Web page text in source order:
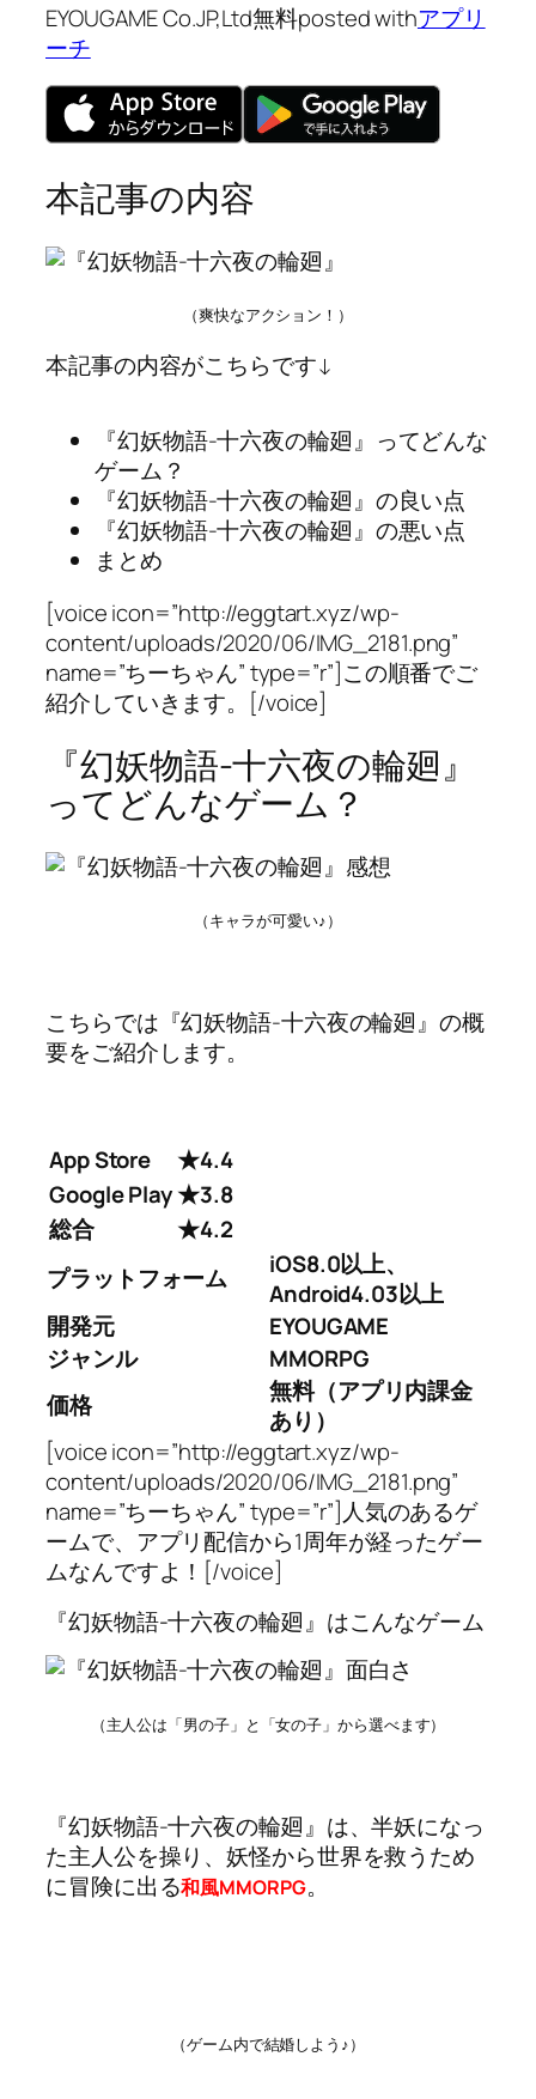
EYOUGAME Co.JP,Ltd無料posted withアプリ
ーチ
本記事の内容
（爽快なアクション！）
本記事の内容がこちらです↓
『幻妖物語-十六夜の輪廻』ってどんな
ゲーム？
『幻妖物語-十六夜の輪廻』の良い点
『幻妖物語-十六夜の輪廻』の悪い点
まとめ
[voice icon=”http://eggtart.xyz/wp-
content/uploads/2020/06/IMG_2181.png”
name=”ちーちゃん” type=”r”]この順番でご
紹介していきます。[/voice]
『幻妖物語-十六夜の輪廻』
ってどんなゲーム？
（キャラが可愛い♪）
こちらでは『幻妖物語-十六夜の輪廻』の概
要をご紹介します。
App Store
★4.4
Google Play★3.8
総合
★4.2
プラットフォーム
iOS8.0以上、
Android4.03以上
開発元
EYOUGAME
ジャンル
MMORPG
価格
無料（アプリ内課金
あり）
[voice icon=”http://eggtart.xyz/wp-
content/uploads/2020/06/IMG_2181.png”
name=”ちーちゃん” type=”r”]人気のあるゲ
ームで、アプリ配信から1周年が経ったゲー
ムなんですよ！[/voice]
『幻妖物語-十六夜の輪廻』はこんなゲーム
（主人公は「男の子」と「女の子」から選べます）
『幻妖物語-十六夜の輪廻』は、半妖になっ
た主人公を操り、妖怪から世界を救うため
に冒険に出る和風MMORPG。
（ゲーム内で結婚しよう♪）